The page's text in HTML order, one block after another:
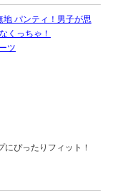
地 パンティ！男子が思
くっちゃ！
ツ
ぴったりフィット！